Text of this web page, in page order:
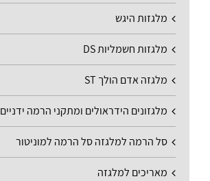
מלגזות היגש
מלגזות חשמליות DS
מלגזה אדם הולך ST
מלגזונים הידראולים ומתקני הרמה ידניים
סל הרמה למלגזה סל הרמה למוניטור
מאריכים למלגזה